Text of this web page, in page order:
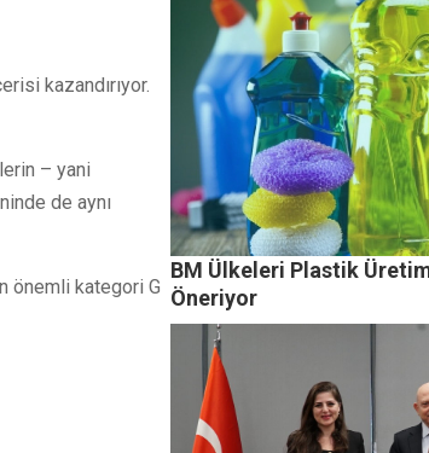
kazandırıyor.
– yani
de aynı
önemli kategori G
BM Ülkeleri Plastik
Öneriyor